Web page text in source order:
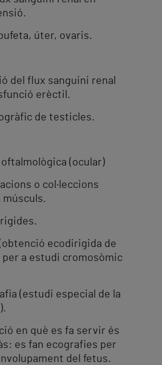
úter, ovaris.
del flux sanguini renal
erèctil.
de testicles.
(ocular)
o col·leccions
músculs.
ecodirigida de
per a estudi cromosòmic
(estudi especial de la
en què es fa servir és
es fan ecografies per
del fetus.